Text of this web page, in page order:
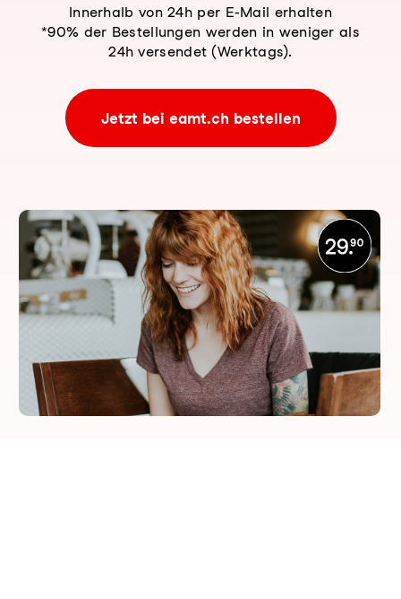
Innerhalb von 24h per E-Mail erhalten
*90% der Bestellungen werden in weniger als
24h versendet (Werktags).
Jetzt bei eamt.ch bestellen